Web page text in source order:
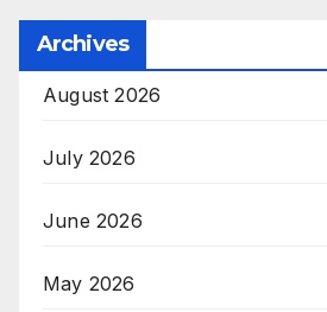
Archives
August 2026
July 2026
June 2026
May 2026